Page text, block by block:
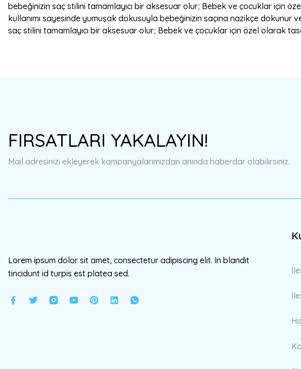
bebeğinizin saç stilini tamamlayıcı bir aksesuar olur; Bebek ve çocuklar için
kullanımı sayesinde yumuşak dokusuyla bebeğinizin saçına nazikçe
saç stilini tamamlayıcı bir aksesuar olur; Bebek ve çocuklar için özel olarak
Ürün açıklamasında eksik bilgiler bulunuyor.
Ürün fiyatı diğer sitelerden daha pahalı.
FIRSATLARI YAKALAYIN!
Mail adresinizi ekleyerek kampanyalarımızdan anında haberdar olabilirsiniz.
Lorem ipsum dolor sit amet, consectetur adipiscing elit. In blandit
tincidunt id turpis est platea sed.